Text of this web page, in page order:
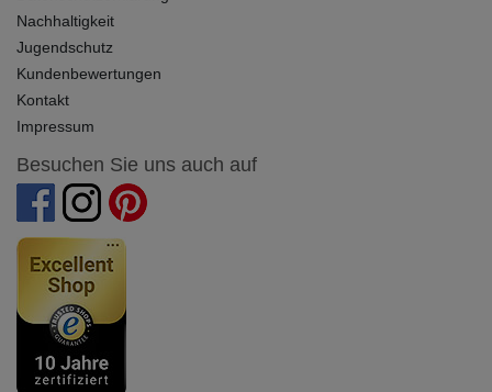
Nachhaltigkeit
Jugendschutz
Kundenbewertungen
Kontakt
Impressum
Besuchen Sie uns auch auf